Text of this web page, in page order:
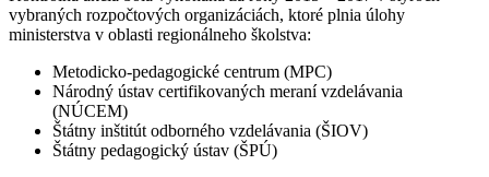
vybraných rozpočtových organizáciách, ktoré plnia úlohy
ministerstva v oblasti regionálneho školstva:
Metodicko-pedagogické centrum (MPC)
Národný ústav certifikovaných meraní vzdelávania
(NÚCEM)
Štátny inštitút odborného vzdelávania (ŠIOV)
Štátny pedagogický ústav (ŠPÚ)